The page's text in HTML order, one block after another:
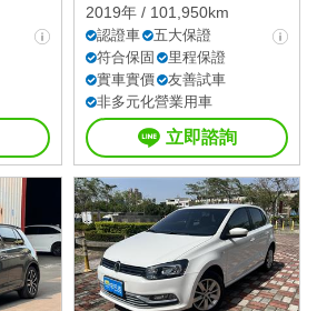
2019年 / 101,950km
認證車
五大保證
符合保固
里程保證
實車實價
友善試車
非多元化營業用車
立即諮詢